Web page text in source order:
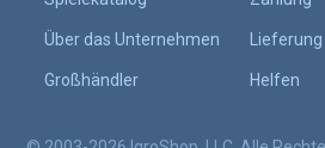
Über das Unternehmen
Großhändler
Lieferung
Helfen